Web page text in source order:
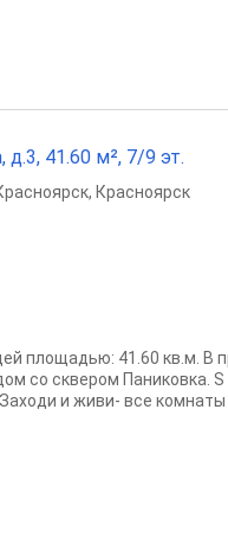
41.60 м², 7/9 эт.
, Красноярск
площадью: 41.60 кв.м. В
со сквером Паниковка.
и живи- все комнаты